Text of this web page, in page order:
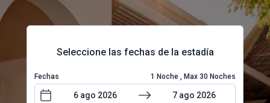
Seleccione las fechas de la estadía
Fechas 1 Noche , Max 30 Noches
6 ago 2026 7 ago 2026